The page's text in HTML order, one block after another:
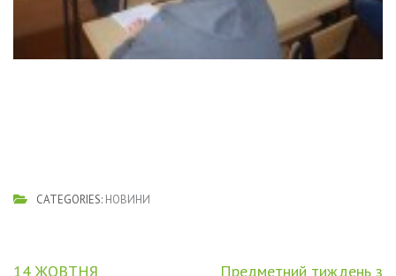
CATEGORIES: НОВИНИ
14 ЖОВТНЯ
Предметний тиждень з